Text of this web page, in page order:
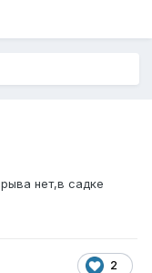
нет,в садке
2